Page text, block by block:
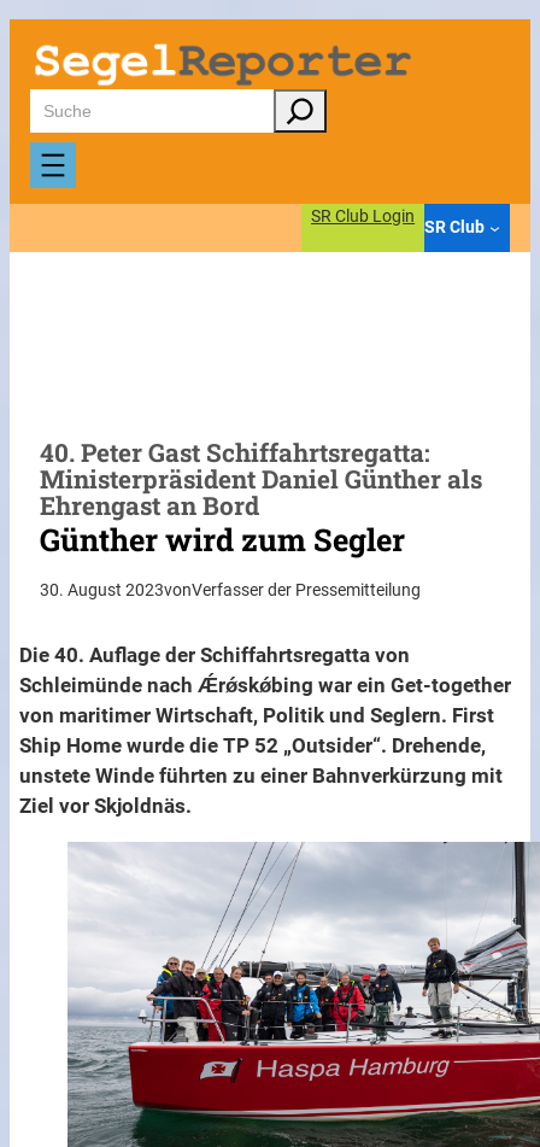
Zum
Inhalt
springen
Suchen
SR Club Login
SR Club
40. Peter Gast Schiffahrtsregatta:
Ministerpräsident Daniel Günther als
Ehrengast an Bord
Günther wird zum Segler
30. August 2023vonVerfasser der Pressemitteilung
Die 40. Auflage der Schiffahrtsregatta von
Schleimünde nach Ǽrǿskǿbing war ein Get-together
von maritimer Wirtschaft, Politik und Seglern. First
Ship Home wurde die TP 52 „Outsider“. Drehende,
unstete Winde führten zu einer Bahnverkürzung mit
Ziel vor Skjoldnäs.